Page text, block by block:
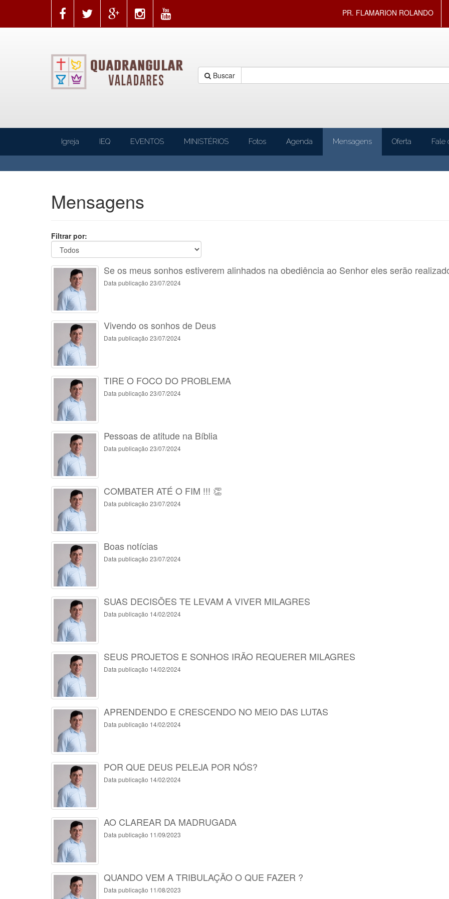
PR. FLAMARION ROLANDO
Buscar
Igreja IEQ EVENTOS MINISTÉRIOS Fotos Agenda Mensagens Oferta Fale
Mensagens
Filtrar por:
Se os meus sonhos estiverem alinhados na obediência ao Senhor eles serão
Data publicação 23/07/2024
Vivendo os sonhos de Deus
Data publicação 23/07/2024
TIRE O FOCO DO PROBLEMA
Data publicação 23/07/2024
Pessoas de atitude na Bíblia
Data publicação 23/07/2024
COMBATER ATÉ O FIM !!! 👏
Data publicação 23/07/2024
Boas notícias
Data publicação 23/07/2024
SUAS DECISÕES TE LEVAM A VIVER MILAGRES
Data publicação 14/02/2024
SEUS PROJETOS E SONHOS IRÃO REQUERER MILAGRES
Data publicação 14/02/2024
APRENDENDO E CRESCENDO NO MEIO DAS LUTAS
Data publicação 14/02/2024
POR QUE DEUS PELEJA POR NÓS?
Data publicação 14/02/2024
AO CLAREAR DA MADRUGADA
Data publicação 11/09/2023
QUANDO VEM A TRIBULAÇÃO O QUE FAZER ?
Data publicação 11/08/2023